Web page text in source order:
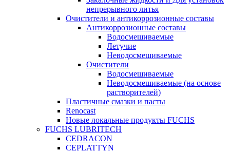
непрерывного литья
Очистители и антикоррозионные составы
Антикоррозионные составы
Водосмешиваемые
Летучие
Неводосмешиваемые
Очистители
Водосмешиваемые
Неводосмешиваемые (на основе
растворителей)
Пластичные смазки и пасты
Renocast
Новые локальные продукты FUCHS
FUCHS LUBRITECH
CEDRACON
CEPLATTYN